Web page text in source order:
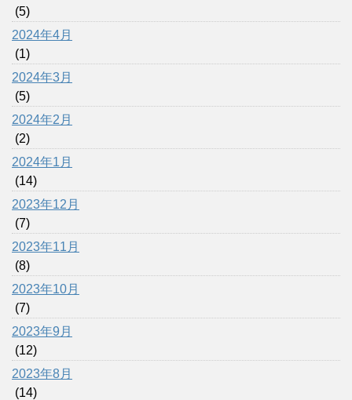
(5)
2024年4月
(1)
2024年3月
(5)
2024年2月
(2)
2024年1月
(14)
2023年12月
(7)
2023年11月
(8)
2023年10月
(7)
2023年9月
(12)
2023年8月
(14)